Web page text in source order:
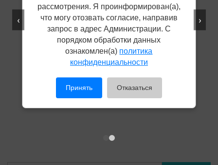
рассмотрения. Я проинформирован(а),
что могу отозвать согласие, направив
запрос в адрес Администрации. С
порядком обработки данных
ознакомлен(а) политика
конфиденциальности
Принять Отказаться
‹ ›